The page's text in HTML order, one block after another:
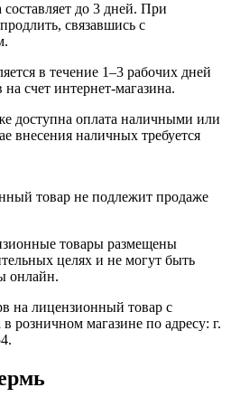
до 3 дней. При
связавшись с
в течение 1–3 рабочих дней
счет интернет-магазина.
доступна оплата наличными или
внесения наличных требуется
товар не подлежит продаже
товары размещены
целях и не могут быть
онлайн.
на лицензионный товар с
розничном магазине по адресу: г.